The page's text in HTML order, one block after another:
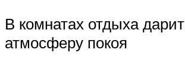
В комнатах отдыха дарит
атмосферу покоя